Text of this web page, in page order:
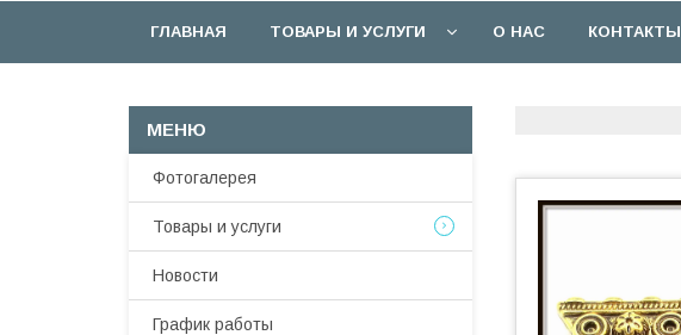
ГЛАВНАЯ ТОВАРЫ И УСЛУГИ О НАС КОНТАКТЫ
Фотогалерея
Товары и услуги
Новости
График работы